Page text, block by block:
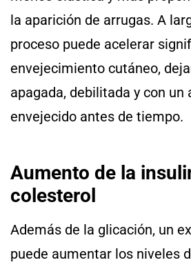
la aparición de arrugas. A
proceso puede acelerar
envejecimiento cutáneo,
apagada, debilitada y con un
envejecido antes de tiempo.
Aumento de la
colesterol
Además de la glicación, un
puede aumentar los niveles